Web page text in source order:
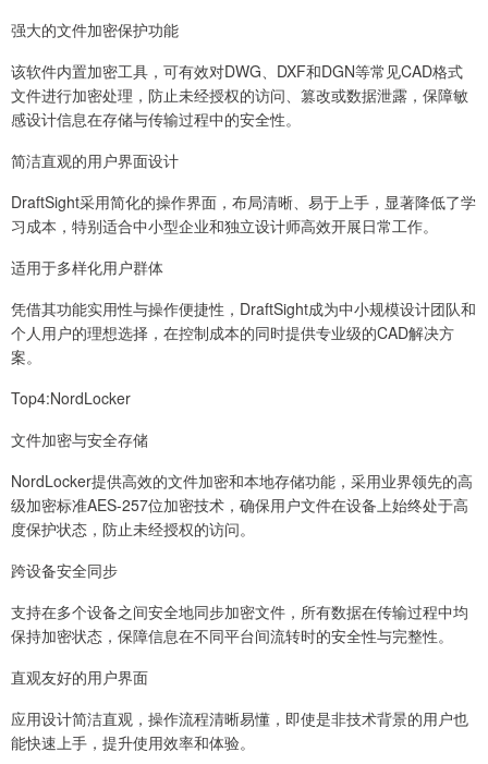
强大的文件加密保护功能
该软件内置加密工具，可有效对DWG、DXF和DGN等常见CAD格式
文件进行加密处理，防止未经授权的访问、篡改或数据泄露，保障敏
感设计信息在存储与传输过程中的安全性。
简洁直观的用户界面设计
DraftSight采用简化的操作界面，布局清晰、易于上手，显著降低了学
习成本，特别适合中小型企业和独立设计师高效开展日常工作。
适用于多样化用户群体
凭借其功能实用性与操作便捷性，DraftSight成为中小规模设计团队和
个人用户的理想选择，在控制成本的同时提供专业级的CAD解决方
案。
Top4:NordLocker
文件加密与安全存储
NordLocker提供高效的文件加密和本地存储功能，采用业界领先的高
级加密标准AES-257位加密技术，确保用户文件在设备上始终处于高
度保护状态，防止未经授权的访问。
跨设备安全同步
支持在多个设备之间安全地同步加密文件，所有数据在传输过程中均
保持加密状态，保障信息在不同平台间流转时的安全性与完整性。
直观友好的用户界面
应用设计简洁直观，操作流程清晰易懂，即使是非技术背景的用户也
能快速上手，提升使用效率和体验。